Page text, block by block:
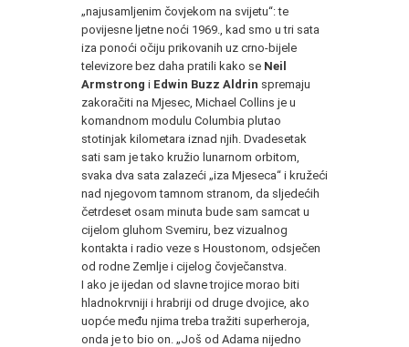
„najusamljenim čovjekom na svijetu“: te
povijesne ljetne noći 1969., kad smo u tri sata
iza ponoći očiju prikovanih uz crno-bijele
televizore bez daha pratili kako se Neil
Armstrong i Edwin Buzz Aldrin spremaju
zakoračiti na Mjesec, Michael Collins je u
komandnom modulu Columbia plutao
stotinjak kilometara iznad njih. Dvadesetak
sati sam je tako kružio lunarnom orbitom,
svaka dva sata zalazeći „iza Mjeseca“ i kružeći
nad njegovom tamnom stranom, da sljedećih
četrdeset osam minuta bude sam samcat u
cijelom gluhom Svemiru, bez vizualnog
kontakta i radio veze s Houstonom, odsječen
od rodne Zemlje i cijelog čovječanstva.
I ako je ijedan od slavne trojice morao biti
hladnokrvniji i hrabriji od druge dvojice, ako
uopće među njima treba tražiti superheroja,
onda je to bio on. „Još od Adama nijedno